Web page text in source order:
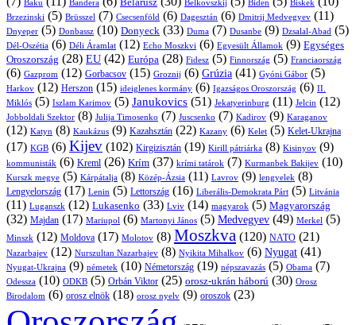
Baku Bandera Belarusz Belkovszkij Biden Biskek
Brzezinski (5) Brüsszel (7) Csecsenföld (6) Dagesztán (6) Dmitrij Medvegyev (11)
Dnyeper (5) Donbassz (10) Donyeck (33) Duma (7) Dusanbe (9) Dzsalal-Abad (5)
Dél-Oszétia (6) Déli Áramlat (12) Echo Moszkvi (6) Egyesült Államok (9) Egységes
Oroszország (28) EU (42) Európa (28) Fidesz (5) Finnország (5) Franciaország
(6) Gazprom (12) Gorbacsov (15) Groznij (6) Grúzia (41) Gyóni Gábor (5)
Harkov (12) Herszon (15) ideiglenes kormány (6) Igazságos Oroszország (6) II.
Miklós (5) Iszlam Karimov (5) Janukovics (51) Jekatyerinburg (11) Jelcin (12)
Jobboldali Szektor (8) Julija Timosenko (7) Juscsenko (7) Kadirov (9) Karaganov
(12) Katyn (8) Kaukázus (9) Kazahsztán (22) Kazany (6) Kelet (5) Kelet-Ukrajna
(17) KGB (6) Kijev (102) Kirgizisztán (19) Kirill pátriárka (8) Kisinyov (9)
kommunisták (6) Kreml (26) Krím (37) krími tatárok (7) Kurmanbek Bakijev (10)
Kurszk megye (5) Kárpátalja (8) Közép-Ázsia (11) Lavrov (9) lengyelek (8)
Lengyelország (17) Lenin (5) Lettország (16) Liberális-Demokrata Párt (5) Litvánia
(11) Luganszk (12) Lukasenko (33) Lviv (14) magyarok (5) Magyarország
(32) Majdan (17) Mariupol (6) Martonyi János (5) Medvegyev (49) Merkel (5)
Minszk (12) Moldova (17) Molotov (8) Moszkva (120) NATO (21)
Nazarbajev (12) Nurszultan Nazarbajev (8) Nyikita Mihalkov (6) Nyugat (41)
Nyugat-Ukrajna (9) németek (10) Németország (19) népszavazás (5) Obama (7)
Odessza (10) ODKB (5) Orbán Viktor (25) orosz-ukrán háború (30) Orosz
Birodalom (6) orosz elnök (18) orosz nyelv (9) oroszok (23)